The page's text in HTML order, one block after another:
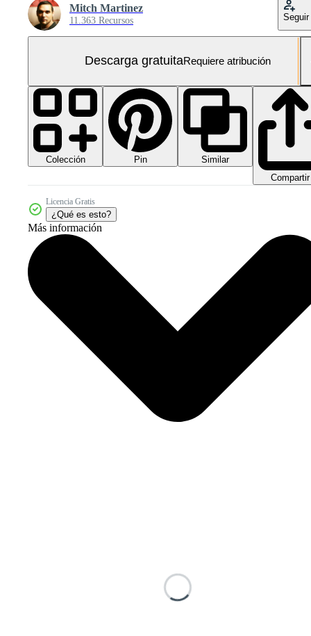
Mitch Martinez
11.363 Recursos Seguir
Descarga gratuitaRequiere atribución
Colección Pin
Similar
Compartir
Licencia Gratis
¿Qué es esto?
Más información